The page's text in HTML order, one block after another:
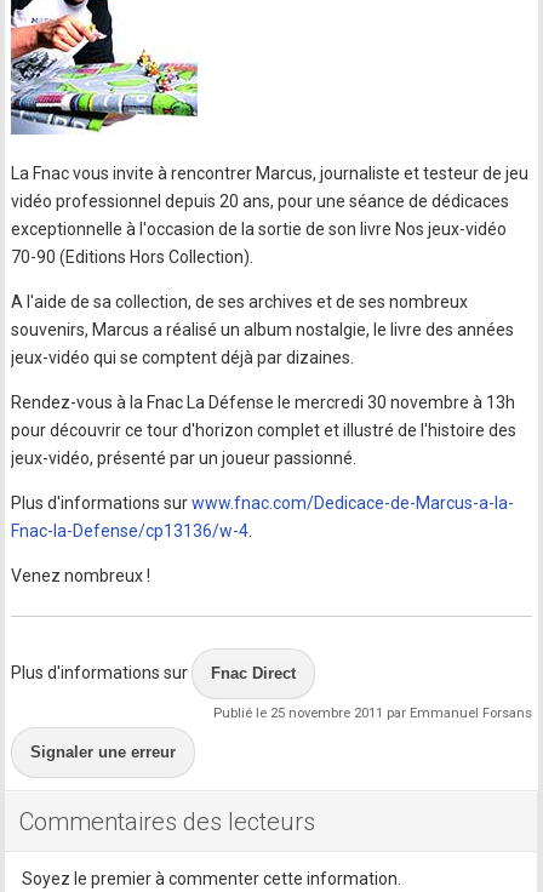
La Fnac vous invite à rencontrer Marcus, journaliste et testeur de jeu
vidéo professionnel depuis 20 ans, pour une séance de dédicaces
exceptionnelle à l'occasion de la sortie de son livre Nos jeux-vidéo
70-90 (Editions Hors Collection).
A l'aide de sa collection, de ses archives et de ses nombreux
souvenirs, Marcus a réalisé un album nostalgie, le livre des années
jeux-vidéo qui se comptent déjà par dizaines.
Rendez-vous à la Fnac La Défense le mercredi 30 novembre à 13h
pour découvrir ce tour d'horizon complet et illustré de l'histoire des
jeux-vidéo, présenté par un joueur passionné.
Plus d'informations surwww.fnac.com/Dedicace-de-Marcus-a-la-
Fnac-la-Defense/cp13136/w-4
Venez nombreux !
Plus d'informations sur Fnac Direct
Publié le 25 novembre 2011 par Emmanuel Forsans
Signaler une erreur
Commentaires des lecteurs
Soyez le premier à commenter cette information.